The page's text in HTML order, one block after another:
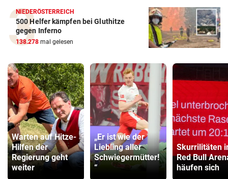
NIEDERÖSTERREICH
500 Helfer kämpfen bei Gluthitze
gegen Inferno
138.278 mal gelesen
Warten auf Hitze-
Hilfen der
Regierung geht
weiter
„Er ist wie der
Liebling aller
Schwiegermütter!
“
Skurrilitäten
Red Bull
häufen sich